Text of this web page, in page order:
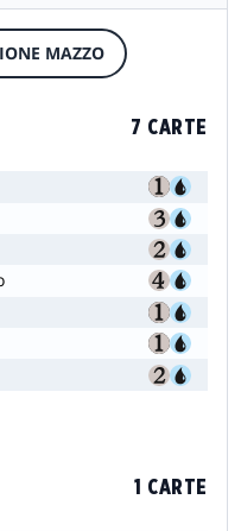
MAZZO
7 CARTE
1 CARTE